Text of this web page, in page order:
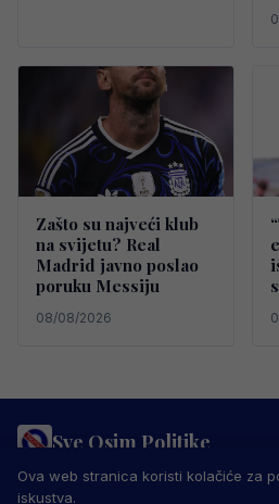
Zašto su najveći klub
na svijetu? Real
Madrid javno poslao
poruku Messiju
08/08/2026
Sve Osim Politike
PRAVILA PRIVATNOSTIMARKETING
IMPRESSUM
Ova web stranica koristi kolačiće za
iskustva.